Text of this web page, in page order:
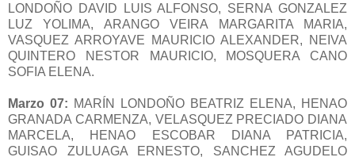
LONDOÑO DAVID LUIS ALFONSO, SERNA GONZALEZ
LUZ YOLIMA, ARANGO VEIRA MARGARITA MARIA,
VASQUEZ ARROYAVE MAURICIO ALEXANDER, NEIVA
QUINTERO NESTOR MAURICIO, MOSQUERA CANO
SOFIA ELENA.
Marzo 07: MARÍN LONDOÑO BEATRIZ ELENA, HENAO
GRANADA CARMENZA, VELASQUEZ PRECIADO DIANA
MARCELA, HENAO ESCOBAR DIANA PATRICIA,
GUISAO ZULUAGA ERNESTO, SANCHEZ AGUDELO